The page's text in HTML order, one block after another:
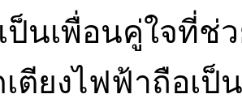
ป็นเพื่อนคู่ใจที่ช่
เตียงไฟฟ้าถือเ